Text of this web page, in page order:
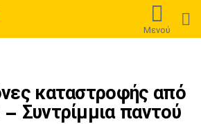
Μενού
καταστροφής από
Συντρίμμια παντού